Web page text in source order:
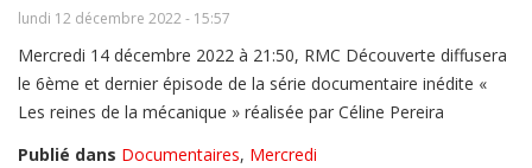
lundi 12 décembre 2022 - 15:57
Mercredi 14 décembre 2022 à 21:50, RMC Découverte diffusera
le 6ème et dernier épisode de la série documentaire inédite «
Les reines de la mécanique » réalisée par Céline Pereira
Publié dans Documentaires, Mercredi